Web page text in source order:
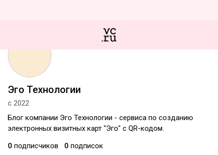
Эго Технологии
с 2022
Блог компании Эго Технологии - сервиса по созданию
электронных визитных карт "Эго" с QR-кодом.
0 подписчиков 0 подписок